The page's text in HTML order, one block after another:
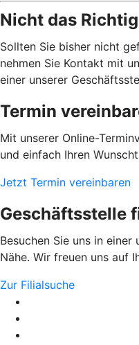
Nicht das
Sollten Sie bisher nicht
nehmen Sie Kontakt mit
einer unserer
Termin
Mit unserer Online-
und einfach Ihren
Jetzt Termin vereinbaren
Geschäftsstelle
Besuchen Sie uns in
Nähe. Wir freuen uns auf
Zur Filialsuche